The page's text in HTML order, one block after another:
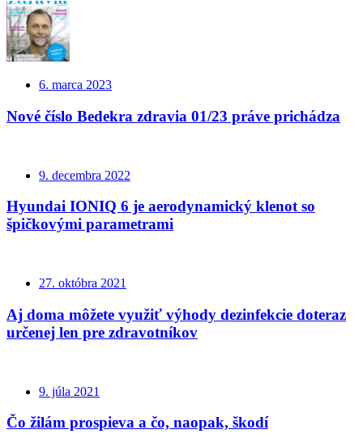
6. marca 2023
Nové číslo Bedekra zdravia 01/23 práve prichádza
9. decembra 2022
Hyundai IONIQ 6 je aerodynamický klenot so
špičkovými parametrami
27. októbra 2021
Aj doma môžete využiť výhody dezinfekcie doteraz
určenej len pre zdravotníkov
9. júla 2021
Čo žilám prospieva a čo, naopak, škodí